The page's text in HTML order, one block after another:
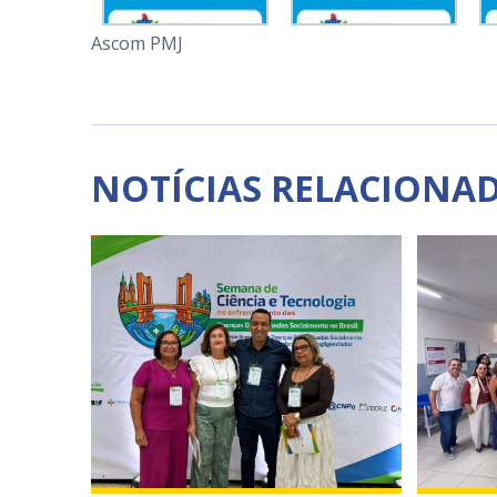
Ascom PMJ
NOTÍCIAS